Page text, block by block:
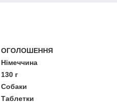
ОГОЛОШЕННЯ
Німеччина
130 г
Собаки
Таблетки